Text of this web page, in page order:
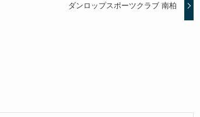
ダンロップスポーツクラブ 南柏